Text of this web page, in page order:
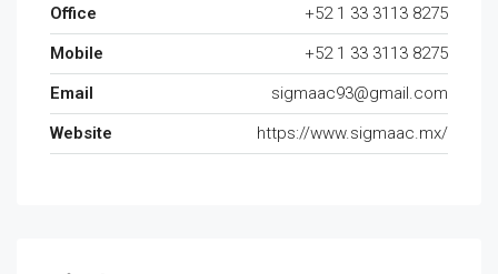
Office
+52 1 33 3113 8275
Mobile
+52 1 33 3113 8275
Email
sigmaac93@gmail.com
Website
https://www.sigmaac.mx/